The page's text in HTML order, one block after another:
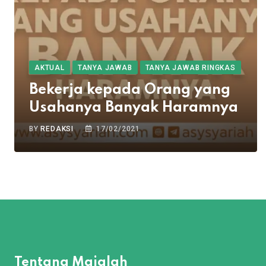
AKTUAL TANYA JAWAB TANYA JAWAB RINGKAS
Bekerja kepada Orang yang
Usahanya Banyak Haramnya
BYREDAKSI 17/02/2021
Tentang Majalah